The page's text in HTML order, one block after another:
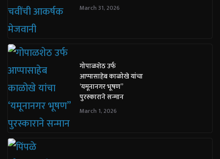
March 31, 2026
गोपाळशेठ उर्फ
आप्पासाहेब काळोखे यांचा
‘यमूनानगर भूषण”
पुरस्काराने सन्मान
March 1, 2026